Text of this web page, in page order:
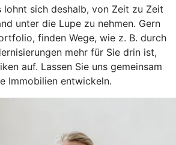
lohnt sich deshalb, von Zeit zu Zeit
unter die Lupe zu nehmen. Gern
finden Wege, wie z. B. durch
mehr für Sie drin ist,
auf. Lassen Sie uns gemeinsam
Immobilien entwickeln.